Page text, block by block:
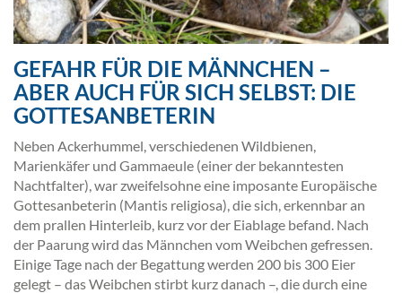
GEFAHR FÜR DIE MÄNNCHEN –
ABER AUCH FÜR SICH SELBST: DIE
GOTTESANBETERIN
Neben Ackerhummel, verschiedenen Wildbienen,
Marienkäfer und Gammaeule (einer der bekanntesten
Nachtfalter), war zweifelsohne eine imposante Europäische
Gottesanbeterin (Mantis religiosa), die sich, erkennbar an
dem prallen Hinterleib, kurz vor der Eiablage befand. Nach
der Paarung wird das Männchen vom Weibchen gefressen.
Einige Tage nach der Begattung werden 200 bis 300 Eier
gelegt – das Weibchen stirbt kurz danach –, die durch eine